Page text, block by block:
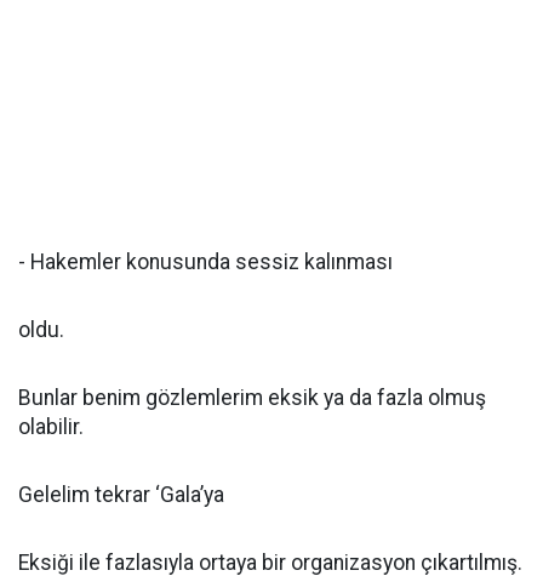
- Hakemler konusunda sessiz kalınması
oldu.
Bunlar benim gözlemlerim eksik ya da fazla olmuş
olabilir.
Gelelim tekrar ‘Gala’ya
Eksiği ile fazlasıyla ortaya bir organizasyon çıkartılmış.